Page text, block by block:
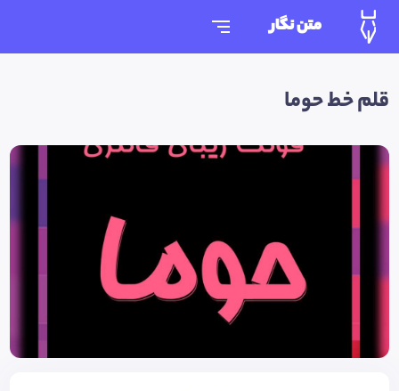
متن نگار
قلم خط حوما